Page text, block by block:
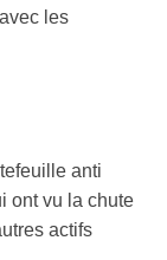
les
anti
ont vu la chute
actifs